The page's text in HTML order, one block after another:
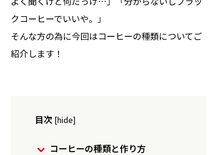
クコーヒーでいいや。」
そんな方の為に今回はコーヒーの種類についてご
紹介します！
目次 [hide]
コーヒーの種類と作り方